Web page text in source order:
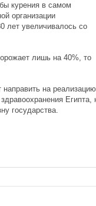
курения в самом
организации
лет увеличивалось со
лишь на 40%, то
на реализацию
Египта,
государства.